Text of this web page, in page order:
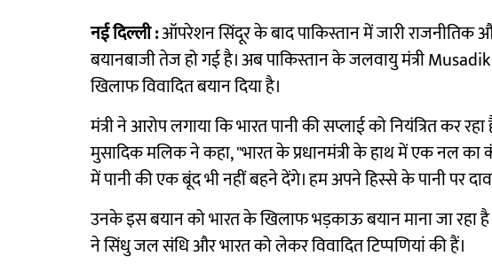
नई दिल्ली :ऑपरेशन सिंदूर के बाद पाकिस्तान में जारी राजनीतिक
बयानबाजी तेज हो गई है। अब पाकिस्तान के जलवायु मंत्री
खिलाफ विवादित बयान दिया है।
मंत्री ने आरोप लगाया कि भारत पानी की सप्लाई को नियंत्रित कर रहा
मुसादिक मलिक ने कहा, "भारत के प्रधानमंत्री के हाथ में एक नल
में पानी की एक बूंद भी नहीं बहने देंगे। हम अपने हिस्से के पानी पर
उनके इस बयान को भारत के खिलाफ भड़काऊ बयान माना जा
ने सिंधु जल संधि और भारत को लेकर विवादित टिप्पणियां की हैं।